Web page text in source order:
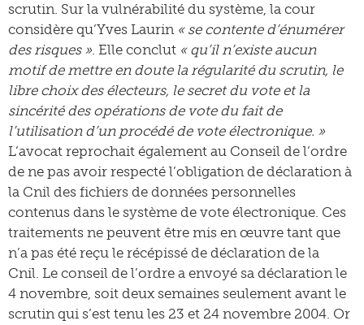
scrutin. Sur la vulnérabilité du système, la cour
considère qu’Yves Laurin « se contente d’énumérer
des risques ». Elle conclut « qu’il n’existe aucun
motif de mettre en doute la régularité du scrutin, le
libre choix des électeurs, le secret du vote et la
sincérité des opérations de vote du fait de
l’utilisation d’un procédé de vote électronique. »
L’avocat reprochait également au Conseil de l’ordre
de ne pas avoir respecté l’obligation de déclaration à
la Cnil des fichiers de données personnelles
contenus dans le système de vote électronique. Ces
traitements ne peuvent être mis en œuvre tant que
n’a pas été reçu le récépissé de déclaration de la
Cnil. Le conseil de l’ordre a envoyé sa déclaration le
4 novembre, soit deux semaines seulement avant le
scrutin qui s’est tenu les 23 et 24 novembre 2004. Or